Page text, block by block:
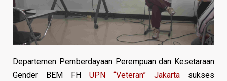
Departemen Pemberdayaan Perempuan dan Kesetaraan
Gender BEM FH UPN “Veteran” Jakarta sukses